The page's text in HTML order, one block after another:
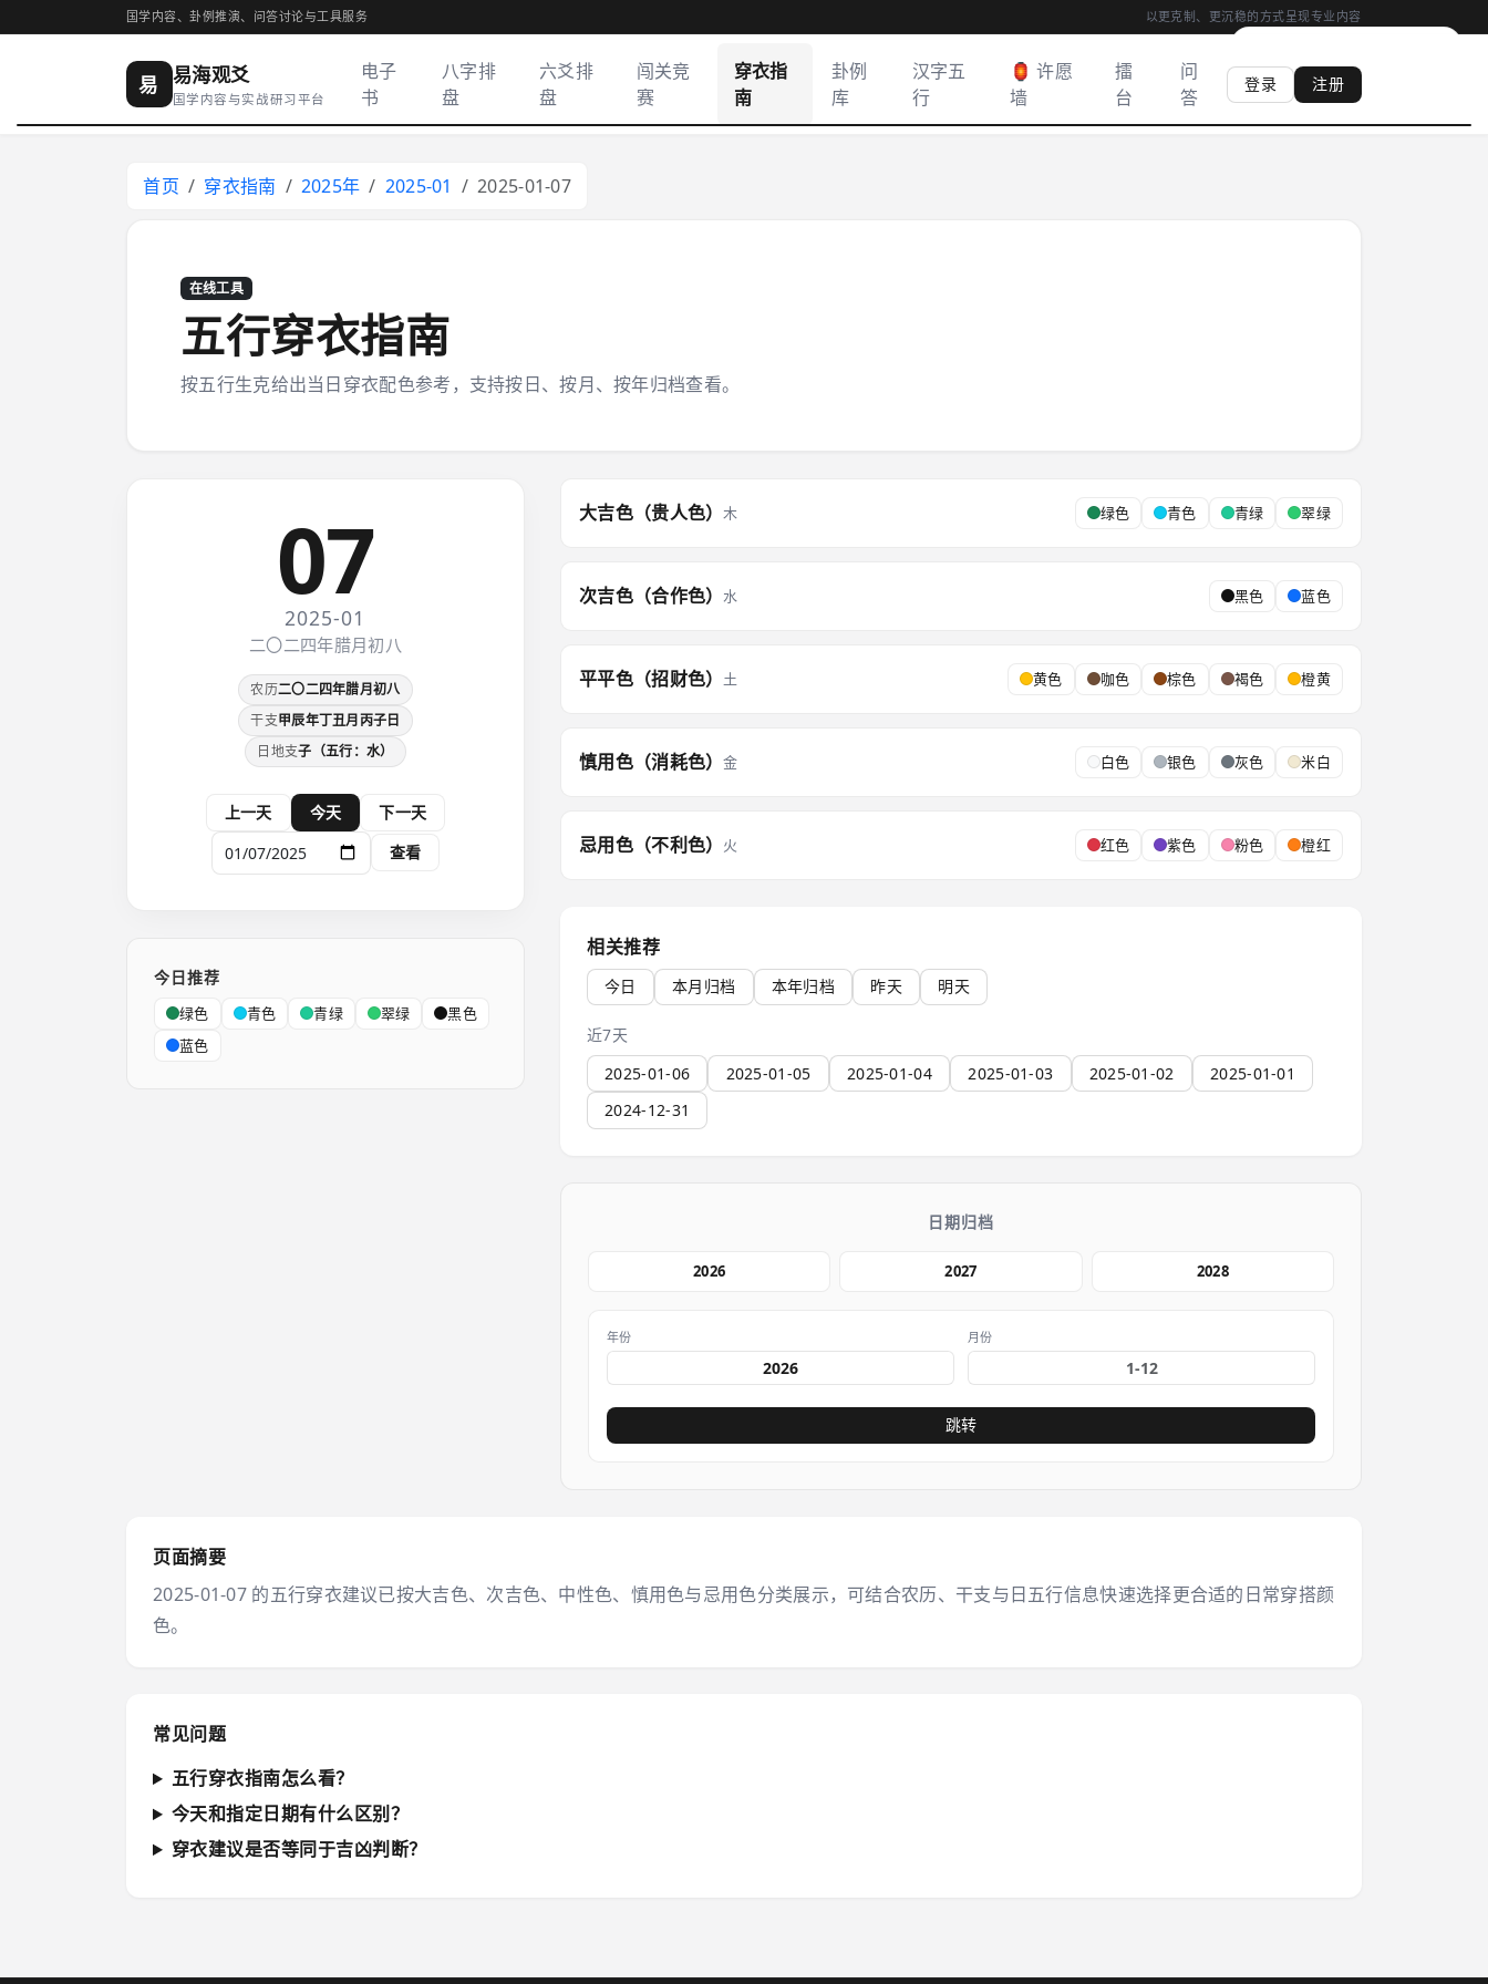
国学内容、卦例推演、问答讨论与工具服务 以更克制、更沉稳的方式呈现专业内容
易 易海观爻
国学内容与实战研习平台
电子
书
八字排
盘
六爻排
盘
闯关竞
赛
穿衣指
南
卦例
库
汉字五
行
🏮 许愿
墙
擂
台
问
答
登录 注册
首页 穿衣指南 2025年 2025-01 2025-01-07
在线工具
五行穿衣指南
按五行生克给出当日穿衣配色参考，支持按日、按月、按年归档查看。
07
2025-01
二〇二四年腊月初八
农历二〇二四年腊月初八
干支甲辰年丁丑月丙子日
日地支子（五行：水）
上一天 今天
下一天
查看
今日推荐
绿色 青色 青绿 翠绿
黑色
蓝色
大吉色（贵人色）木 绿色 青色 青绿 翠绿
次吉色（合作色） 水 黑色 蓝色
平平色（招财色）土 黄色 咖色 棕色 褐色 橙黄
慎用色（消耗色）金 白色 银色 灰色 米白
忌用色（不利色） 火 红色 紫色 粉色 橙红
相关推荐
今日 本月归档 本年归档 昨天 明天
近7天
2025-01-06
2025-01-05 2025-01-04 2025-01-03 2025-01-02
2025-01-01
2024-12-31
日期归档
2026 2027 2028
年份 月份
跳转
页面摘要
2025-01-07 的五行穿衣建议已按大吉色、次吉色、中性色、慎用色与忌用色分类展示，可结合农历、干支与日五行信息快速选择更合适的日常穿搭颜
色。
常见问题
五行穿衣指南怎么看？
今天和指定日期有什么区别？
穿衣建议是否等同于吉凶判断？